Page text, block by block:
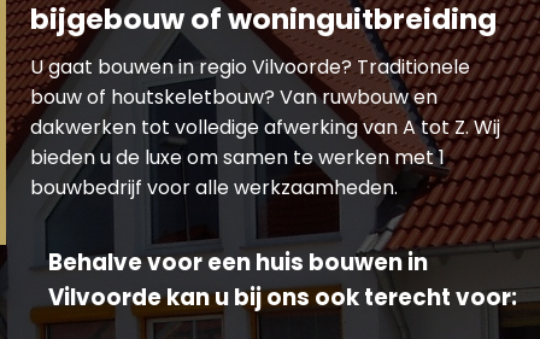
bijgebouw of woninguitbreiding
U gaat bouwen in regio Vilvoorde? Traditionele
bouw of houtskeletbouw? Van ruwbouw en
dakwerken tot volledige afwerking van A tot Z. Wij
bieden u de luxe om samen te werken met 1
bouwbedrijf voor alle werkzaamheden.
Behalve voor een huis bouwen in
Vilvoorde kan u bij ons ook terecht voor: